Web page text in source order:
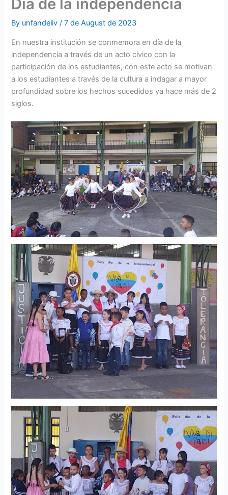
Día de la independencia
By unfandeliv/7 de August de 2023
En nuestra institución se conmemora en día de la
independencia a través de un acto cívico con la
participación de los estudiantes, con este acto se motivan
a los estudiantes a través de la cultura a indagar a mayor
profundidad sobre los hechos sucedidos ya hace más de 2
siglos.